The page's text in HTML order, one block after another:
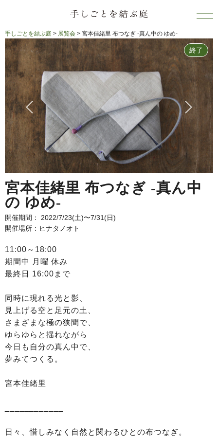
手しごとを結ぶ庭 > 展覧会 > 宮本佳緒里 布つなぎ -真ん中の ゆめ-
終了
宮本佳緒里 布つなぎ -真ん中
の ゆめ-
開催期間： 2022/7/23(土)〜7/31(日)
開催場所：ヒナタノオト
11:00～18:00
期間中 月曜 休み
最終日 16:00まで
同時に現れる光と影、
見上げる空と足元の土、
さまざまな極の狭間で、
ゆらゆらと揺れながら
今日も自分の真ん中で、
夢みてつくる。
宮本佳緒里
日々、惜しみなく自然と関わるひとの布つなぎ。